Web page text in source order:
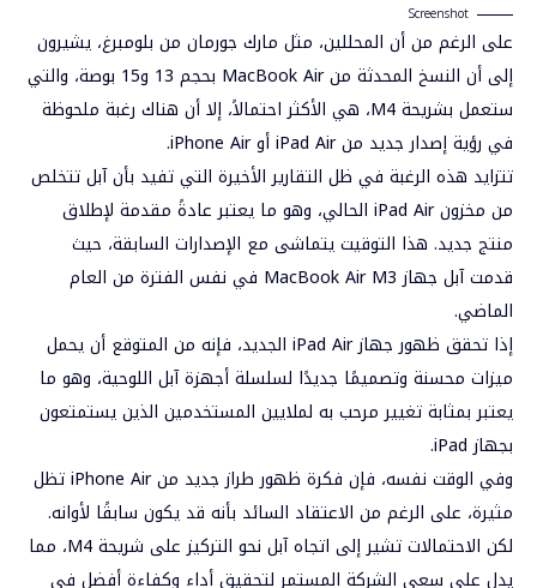
Screenshot
على الرغم من أن المحللين، مثل مارك جورمان من بلومبرغ، يشيرون
إلى أن النسخ المحدثة من MacBook Air بحجم 13 و15 بوصة، والتي
ستعمل بشريحة M4، هي الأكثر احتمالاً، إلا أن هناك رغبة ملحوظة
في رؤية إصدار جديد من iPad Air أو iPhone Air.
تتزايد هذه الرغبة في ظل التقارير الأخيرة التي تفيد بأن آبل تتخلص
من مخزون iPad Air الحالي، وهو ما يعتبر عادةً مقدمة لإطلاق
منتج جديد. هذا التوقيت يتماشى مع الإصدارات السابقة، حيث
قدمت آبل جهاز MacBook Air M3 في نفس الفترة من العام
الماضي.
إذا تحقق ظهور جهاز iPad Air الجديد، فإنه من المتوقع أن يحمل
ميزات محسنة وتصميمًا جديدًا لسلسلة أجهزة آبل اللوحية، وهو ما
يعتبر بمثابة تغيير مرحب به لملايين المستخدمين الذين يستمتعون
بجهاز iPad.
وفي الوقت نفسه، فإن فكرة ظهور طراز جديد من iPhone Air تظل
مثيرة، على الرغم من الاعتقاد السائد بأنه قد يكون سابقًا لأوانه.
لكن الاحتمالات تشير إلى اتجاه آبل نحو التركيز على شريحة M4، مما
يدل على سعي الشركة المستمر لتحقيق أداء وكفاءة أفضل في